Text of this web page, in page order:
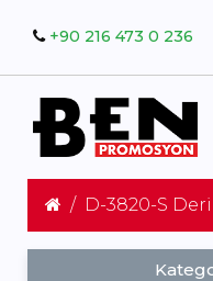
+90 216 473 0 236
D-3820-S